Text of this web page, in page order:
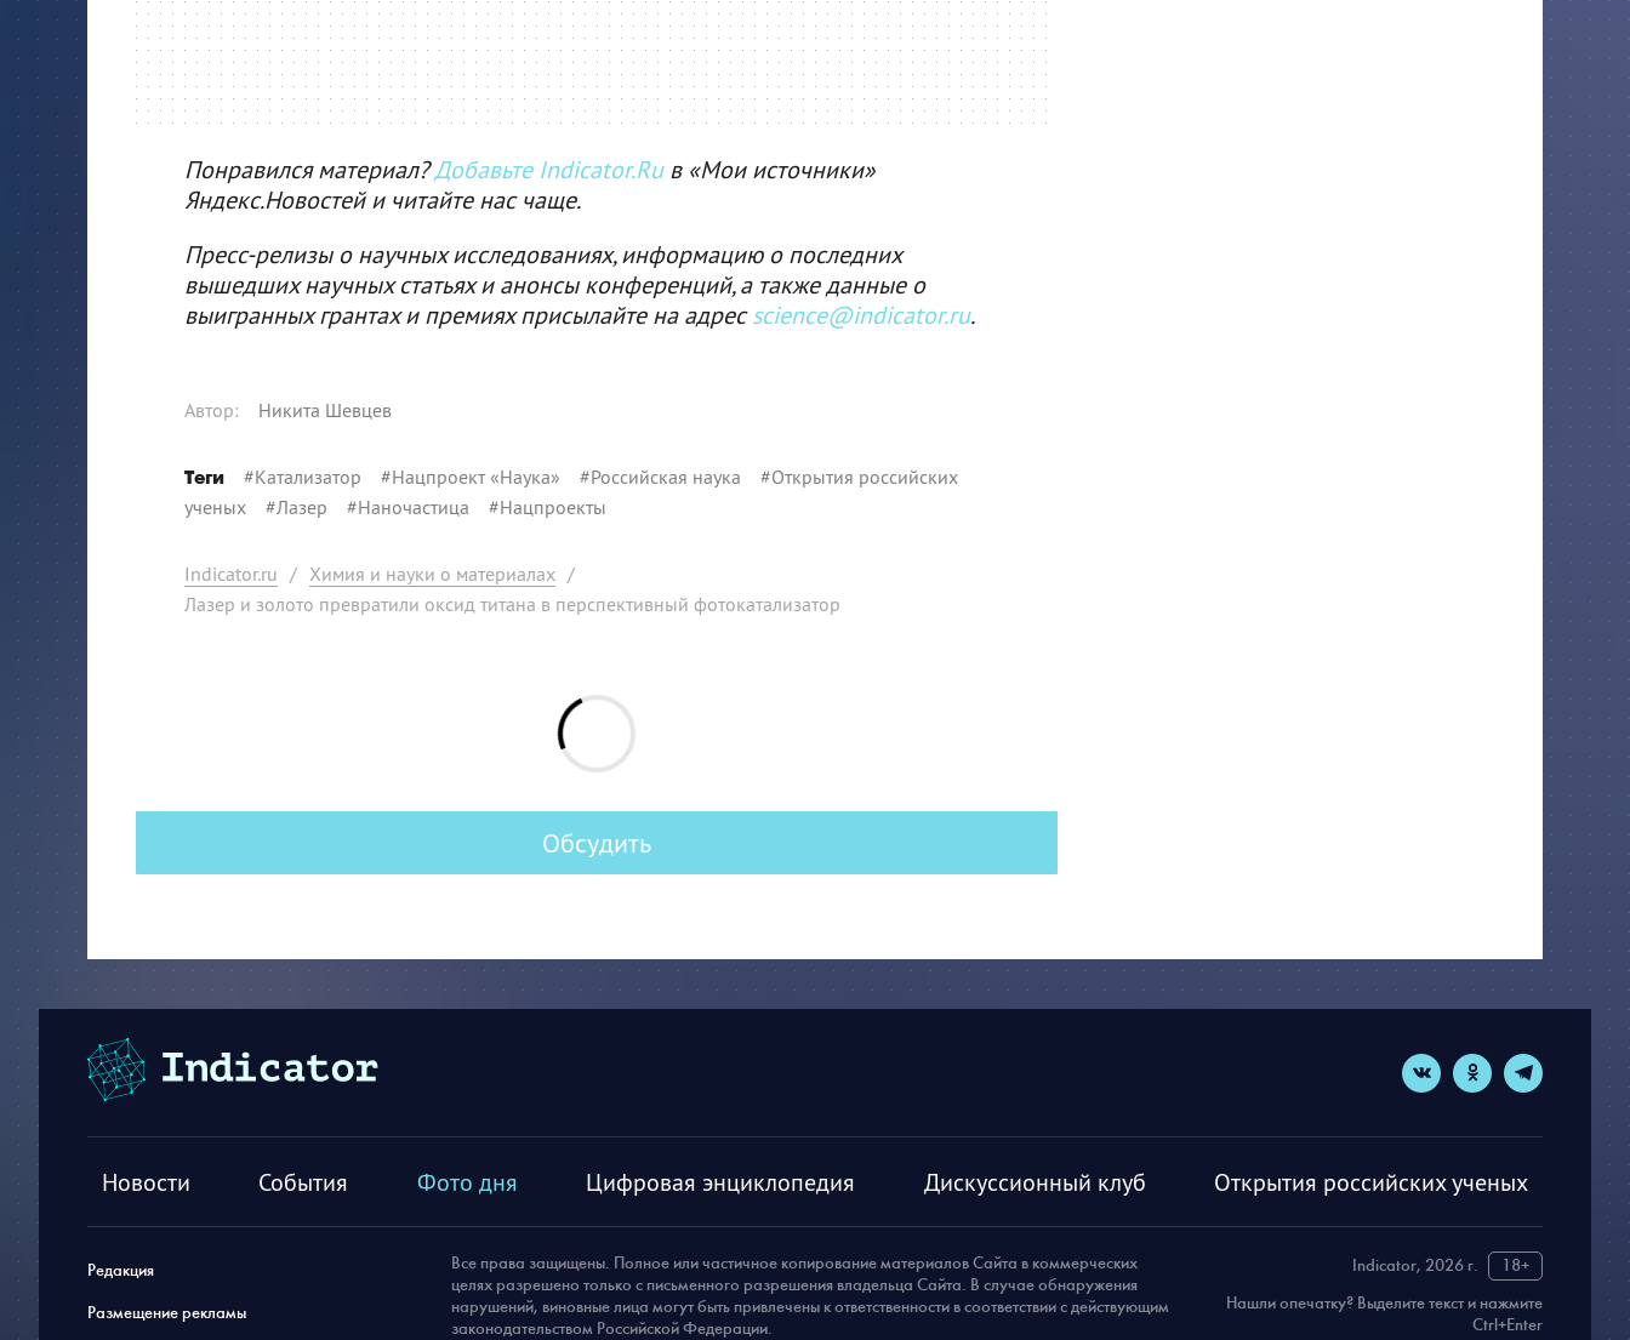
Понравился материал?Добавьте Indicator.Ruв «Мои источники»
Яндекс.Новостей и читайте нас чаще.
Пресс-релизы о научных исследованиях, информацию о последних
вышедших научных статьях и анонсы конференций, а также данные о
выигранных грантах и премиях присылайте на адресscience@indicator.ru.
Автор: Никита Шевцев
Теги #Катализатор #Нацпроект «Наука» #Российская наука #Открытия российских
ученых #Лазер #Наночастица #Нацпроекты
Indicator.ru / Химия и науки о материалах /
Лазер и золото превратили оксид титана в перспективный фотокатализатор
Обсудить
Новости События Фото дня Цифровая энциклопедия Дискуссионный клуб Открытия российских ученых
Редакция
Размещение рекламы
Indicator, 2026 г.
18+
Нашли опечатку? Выделите текст и нажмите
Ctrl+Enter
Все права защищены. Полное или частичное копирование материалов Сайта в коммерческих
целях разрешено только с письменного разрешения владельца Сайта. В случае обнаружения
нарушений, виновные лица могут быть привлечены к ответственности в соответствии с действующим
законодательством Российской Федерации.